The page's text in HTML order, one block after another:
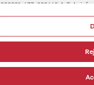
477-002443-1-7. As
a diagnosticar qualquer
pela internet. Maiores
e a segurança dos